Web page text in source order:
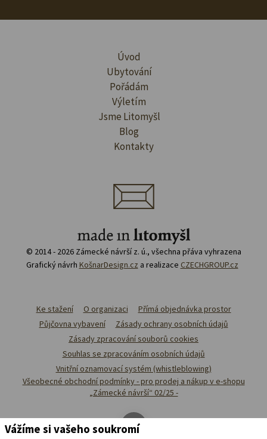
Úvod
Ubytování
Pořádám
Výletím
Jsme Litomyšl
Blog
Kontakty
© 2014 - 2026 Zámecké návrší z. ú., všechna přáva vyhrazena
Grafický návrh KošnarDesign.cz a realizace CZECHGROUP.cz
Ke stažení O organizaci
Přímá objednávka prostor
Půjčovna vybavení
Zásady ochrany osobních údajů
Zásady zpracování souborů cookies
Souhlas se zpracováním osobních údajů
Vnitřní oznamovací systém (whistleblowing)
Všeobecné obchodní podmínky - pro prodej a nákup v e-shopu
„Zámecké návrší“ 02/25 -
Vážíme si vašeho soukromí